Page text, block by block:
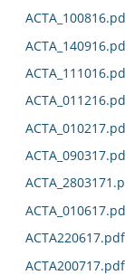
ACTA220617.pdf
ACTA200717.pdf